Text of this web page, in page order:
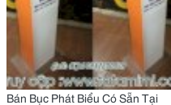
Bán Bục Phát Biểu Có Sẵn Tại